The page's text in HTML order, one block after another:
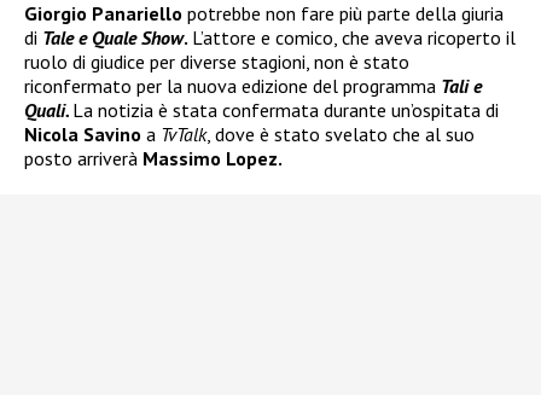
Giorgio Panariello potrebbe non fare più parte della giuria
di Tale e Quale Show. L’attore e comico, che aveva ricoperto il
ruolo di giudice per diverse stagioni, non è stato
riconfermato per la nuova edizione del programma Tali e
Quali. La notizia è stata confermata durante un’ospitata di
Nicola Savino a TvTalk, dove è stato svelato che al suo
posto arriverà Massimo Lopez.